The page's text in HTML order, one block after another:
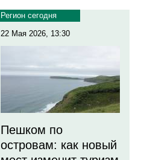
Регион сегодня
22 Мая 2026, 13:30
Пешком по
островам: как новый